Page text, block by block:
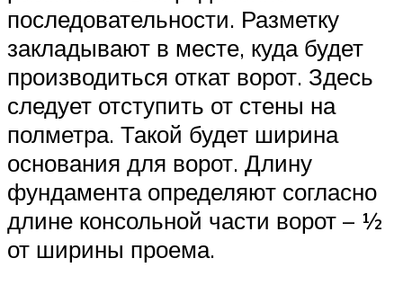
последовательности. Разметку
закладывают в месте, куда будет
производиться откат ворот. Здесь
следует отступить от стены на
полметра. Такой будет ширина
основания для ворот. Длину
фундамента определяют согласно
длине консольной части ворот – ½
от ширины проема.